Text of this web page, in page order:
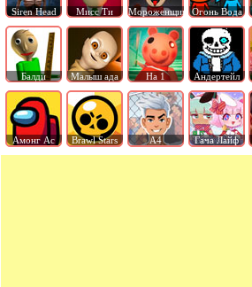
Siren Head Мисс Ти Мороженщик Огонь Вода
Балди Малыш ада На 1 Андертейл
Амонг Ас Brawl Stars А4 Гача Лайф